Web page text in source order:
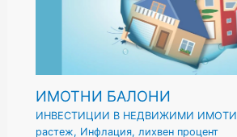
ИМОТНИ БАЛОНИ
ИНВЕСТИЦИИ В НЕДВИЖИМИ ИМОТИ
растеж, Инфлация, лихвен процент